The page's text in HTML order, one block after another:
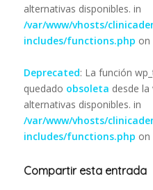
alternativas disponibles. in
/var/www/vhosts/
includes/functions.php on
Deprecated: La función
quedado obsoleta desde la
alternativas disponibles. in
/var/www/vhosts/
includes/functions.php on
Compartir esta entrada